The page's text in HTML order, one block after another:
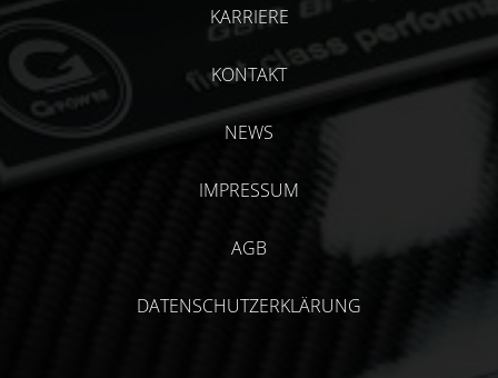
KARRIERE
KONTAKT
NEWS
IMPRESSUM
AGB
DATENSCHUTZERKLÄRUNG